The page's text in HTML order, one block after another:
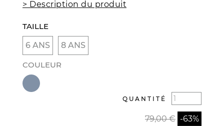
> Description du produit
TAILLE
6 ANS
8 ANS
COULEUR
QUANTITÉ
79,00 € -63%